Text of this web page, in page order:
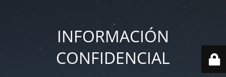
INFORMACIÓN
CONFIDENCIAL